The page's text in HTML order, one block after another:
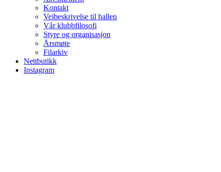
Kontakt
Veibeskrivelse til hallen
Vår klubbfilosofi
Styre og organisasjon
Årsmøte
Filarkiv
Nettbutikk
Instagram